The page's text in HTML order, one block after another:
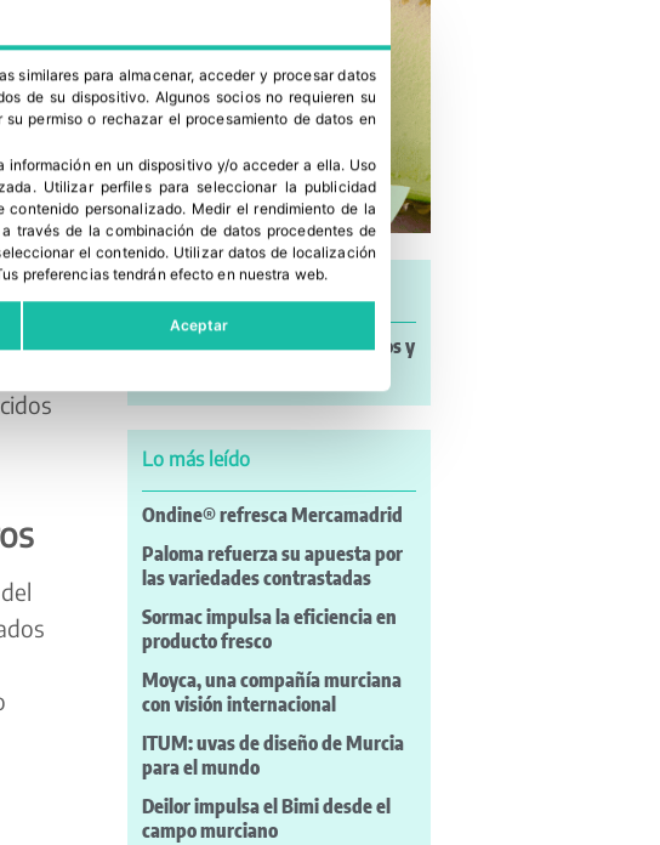
Noticias a mi Manera: incendios y
Lo más leído
Ondine® refresca Mercamadrid
Paloma refuerza su apuesta por
las variedades contrastadas
Sormac impulsa la eficiencia en
producto fresco
Moyca, una compañía murciana
con visión internacional
ITUM: uvas de diseño de Murcia
para el mundo
Deilor impulsa el Bimi desde el
campo murciano
similares para almacenar, acceder y procesar datos
de su dispositivo. Algunos socios no requieren su
permiso o rechazar el procesamiento de datos en
información en un dispositivo y/o acceder a ella. Uso
. Utilizar perfiles para seleccionar la publicidad
contenido personalizado. Medir el rendimiento de la
través de la combinación de datos procedentes de
el contenido. Utilizar datos de localización
preferencias tendrán efecto en nuestra web.
Aceptar